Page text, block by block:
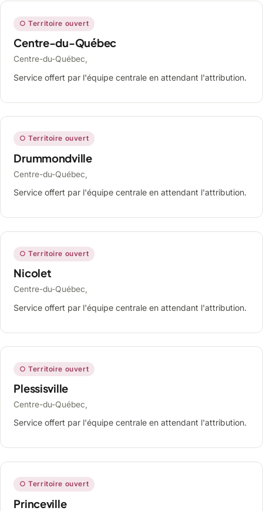
○ Territoire ouvert
Centre-du-Québec
Centre-du-Québec,
Service offert par l'équipe centrale en attendant l'attribution.
○ Territoire ouvert
Drummondville
Centre-du-Québec,
Service offert par l'équipe centrale en attendant l'attribution.
○ Territoire ouvert
Nicolet
Centre-du-Québec,
Service offert par l'équipe centrale en attendant l'attribution.
○ Territoire ouvert
Plessisville
Centre-du-Québec,
Service offert par l'équipe centrale en attendant l'attribution.
○ Territoire ouvert
Princeville